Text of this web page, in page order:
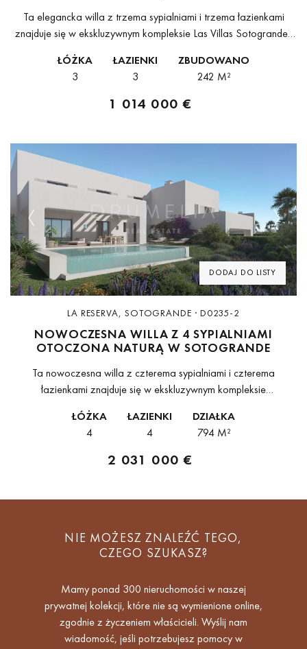
Ta elegancka willa z trzema sypialniami i trzema łazienkami
znajduje się w ekskluzywnym kompleksie Las Villas Sotogrande i
Zaprojektowana przez renomowane biuro Torras y...
ŁÓŻKA
3
ŁAZIENKI
3
ZBUDOWANO
242 M²
1 014 000 €
DODAJ DO LISTY
Previous Next
LA RESERVA, SOTOGRANDE · D0235-2
NOWOCZESNA WILLA Z 4 SYPIALNIAMI
OTOCZONA NATURĄ W SOTOGRANDE
Ta nowoczesna willa z czterema sypialniami i czterema
łazienkami znajduje się w ekskluzywnym kompleksie
współczesny śródziemnomorski styl życia. Zaprojektowana przez
renomowane biuro architektoniczne...
ŁÓŻKA
4
ŁAZIENKI
4
DZIAŁKA
794 M²
2 031 000 €
NIE MOŻESZ ZNALEŹĆ TEGO,
CZEGO SZUKASZ?
Mamy ponad 300 nieruchomości w naszej
prywatnej kolekcji, które nie są wymienione online,
zgodnie z życzeniem właścicieli. Wyślij nam
wiadomość, jeśli potrzebujesz pomocy w